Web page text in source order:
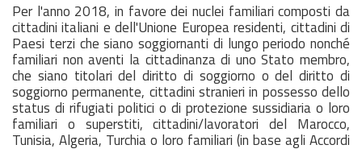
Per l'anno 2018, in favore dei nuclei familiari composti da
cittadini italiani e dell'Unione Europea residenti, cittadini di
Paesi terzi che siano soggiornanti di lungo periodo nonché
familiari non aventi la cittadinanza di uno Stato membro,
che siano titolari del diritto di soggiorno o del diritto di
soggiorno permanente, cittadini stranieri in possesso dello
status di rifugiati politici o di protezione sussidiaria o loro
familiari o superstiti, cittadini/lavoratori del Marocco,
Tunisia, Algeria, Turchia o loro familiari (in base agli Accordi